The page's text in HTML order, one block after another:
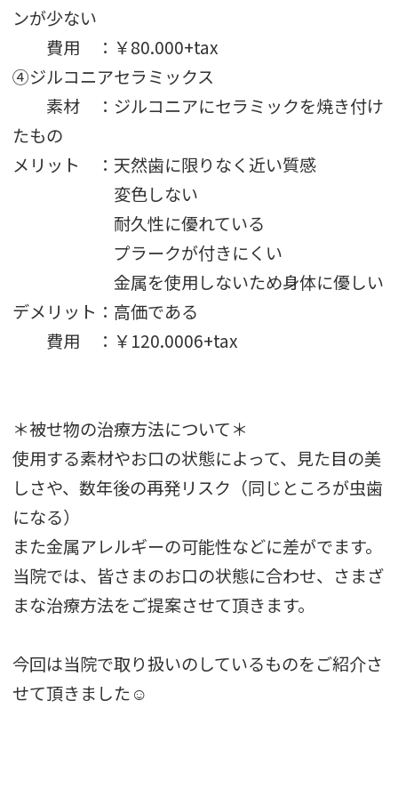
ンが少ない
費用 ：￥80.000+tax
④ジルコニアセラミックス
素材 ：ジルコニアにセラミックを焼き付け
たもの
メリット ：天然歯に限りなく近い質感
変色しない
耐久性に優れている
プラークが付きにくい
金属を使用しないため身体に優しい
デメリット：高価である
費用 ：￥120.0006+tax
＊被せ物の治療方法について＊
使用する素材やお口の状態によって、見た目の美
しさや、数年後の再発リスク（同じところが虫歯
になる）
また金属アレルギーの可能性などに差がでます。
当院では、皆さまのお口の状態に合わせ、さまざ
まな治療方法をご提案させて頂きます。
今回は当院で取り扱いのしているものをご紹介さ
せて頂きました☺